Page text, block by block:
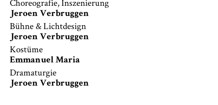
Choreografie, Inszenierung
Jeroen Verbruggen
Bühne & Lichtdesign
Jeroen Verbruggen
Kostüme
Emmanuel Maria
Dramaturgie
Jeroen Verbruggen